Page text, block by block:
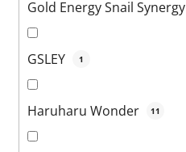
Gold Energy Snail Synergy
GSLEY 1
Haruharu Wonder 11